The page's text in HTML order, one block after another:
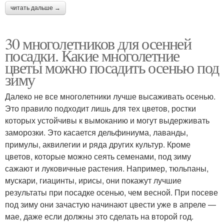
читать дальше →
30 многолетников для осенней
посадки. Какие многолетние
цветы можно посадить осенью под
зиму
Далеко не все многолетники лучше высаживать осенью.
Это правило подходит лишь для тех цветов, ростки
которых устойчивы к вымоканию и могут выдерживать
заморозки. Это касается дельфиниума, лаванды,
примулы, аквилегии и ряда других культур. Кроме
цветов, которые можно сеять семенами, под зиму
сажают и луковичные растения. Например, тюльпаны,
мускари, гиацинты, ирисы, они покажут лучшие
результаты при посадке осенью, чем весной. При посеве
под зиму они зачастую начинают цвести уже в апреле —
мае, даже если должны это сделать на второй год.